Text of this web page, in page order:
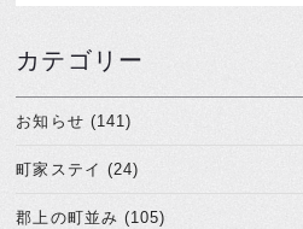
カテゴリー
お知らせ (141)
町家ステイ (24)
郡上の町並み (105)